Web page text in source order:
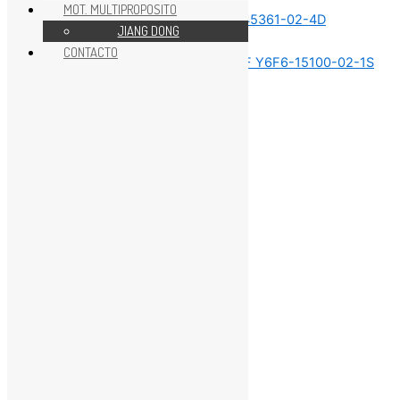
Sin categorizar
MOT. MULTIPROPOSITO
JIANG DONG
CONTACTO